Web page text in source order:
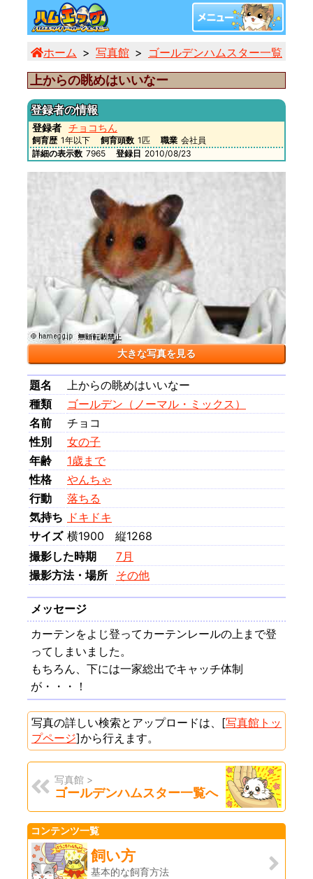
ホーム 写真館 ゴールデンハムスター一覧
上からの眺めはいいなー
登録者の情報
登録者 チョコちん
飼育歴 1年以下 飼育頭数 1匹 職業 会社員
詳細の表示数 7965 登録日 2010/08/23
大きな写真を見る
題名
上からの眺めはいいなー
種類
ゴールデン（ノーマル・ミックス）
名前
チョコ
性別
女の子
年齢
1歳まで
性格
やんちゃ
行動
落ちる
気持ち ドキドキ
サイズ 横1900 縦1268
撮影した時期
7月
撮影方法・場所
その他
メッセージ
カーテンをよじ登ってカーテンレールの上まで登
ってしまいました。
もちろん、下には一家総出でキャッチ体制
が・・・！
写真の詳しい検索とアップロードは、[写真館トッ
プページ]から行えます。
写真館 >
ゴールデンハムスター一覧へ
コンテンツ一覧
飼い方
基本的な飼育方法